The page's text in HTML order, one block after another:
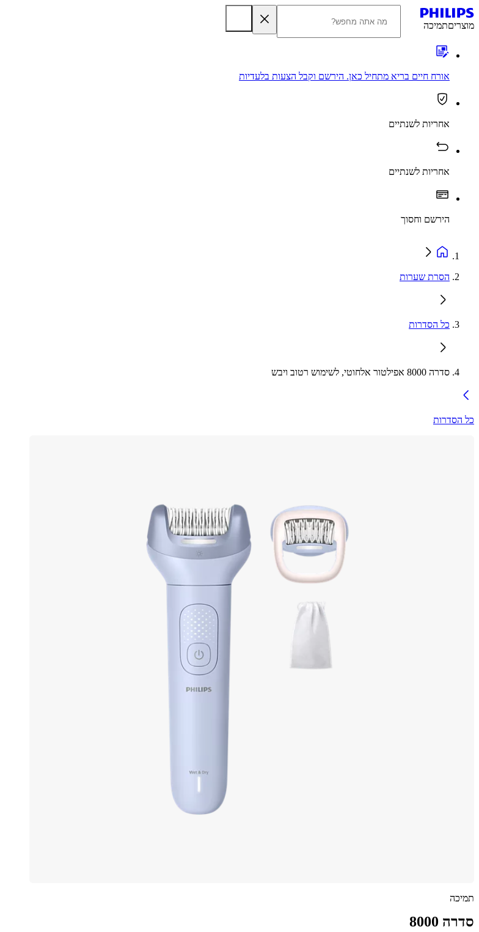
מוצריםתמיכה
אורח חיים בריא מתחיל כאן. הירשם וקבל הצעות בלעדיות
אחריות לשנתיים
אחריות לשנתיים
הירשם וחסוך
הסרת שערות
כל הסדרות
סדרה 8000 אפילטור אלחוטי, לשימוש רטוב ויבש
כל הסדרות
תמיכה
סדרה 8000